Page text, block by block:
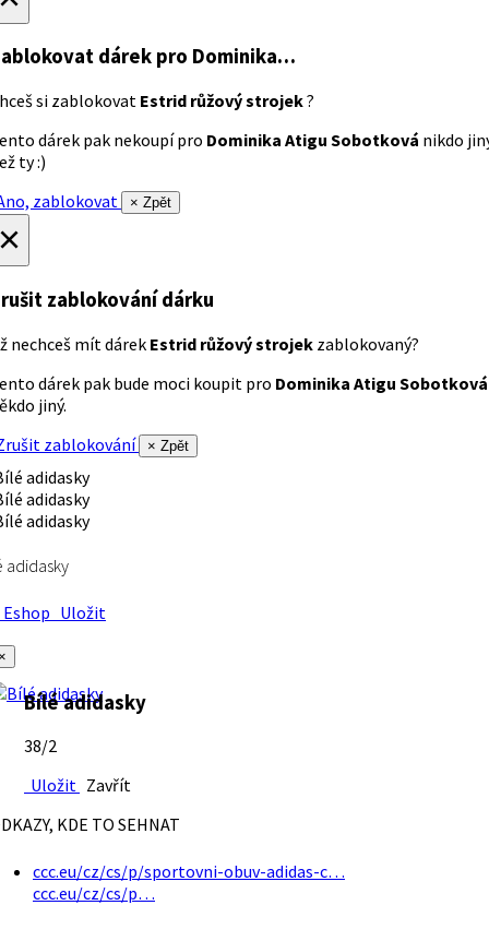
dárek pro Dominika…
si zablokovat Estrid růžový strojek?
dárek pak nekoupí pro Dominika Atigu Sobotková nikdo
ty :)
zablokovat
× Zpět
zablokování dárku
nechceš mít dárek Estrid růžový strojek zablokovaný?
dárek pak bude moci koupit pro Dominika Atigu Sobotková
jiný.
zablokování
× Zpět
adidasky
Uložit
Bílé adidasky
38/2
Uložit Zavřít
KDE TO SEHNAT
ccc.eu/cz/cs/p/sportovni-obuv-adidas-c…
ccc.eu/cz/cs/p…